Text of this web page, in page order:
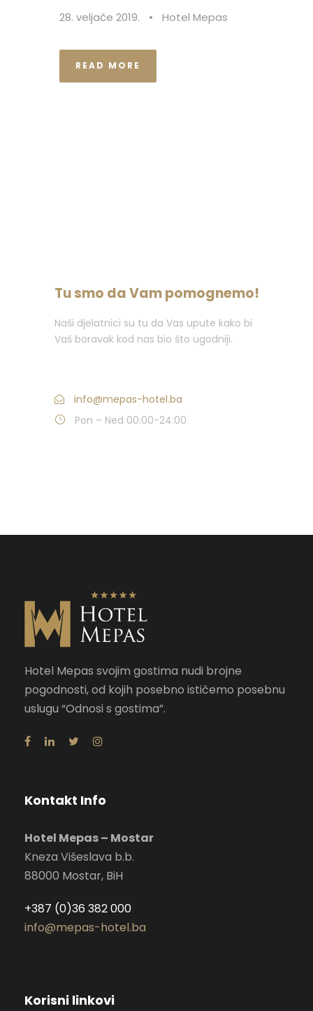
28. veljače 2019. • Hotel Mepas
READ MORE
Tu smo da Vam pomognemo!
Naši djelatnici su tu da Vas upute kako bi
Vaš boravak kod nas bio što ugodniji.
info@mepas-hotel.ba
Pon – Ned 00:00-24:00
Hotel Mepas svojim gostima nudi brojne
pogodnosti, od kojih posebno ističemo posebnu
uslugu “Odnosi s gostima”.
Kontakt Info
Hotel Mepas – Mostar
Kneza Višeslava b.b.
88000 Mostar, BiH
+387 (0)36 382 000
info@mepas-hotel.ba
Korisni linkovi